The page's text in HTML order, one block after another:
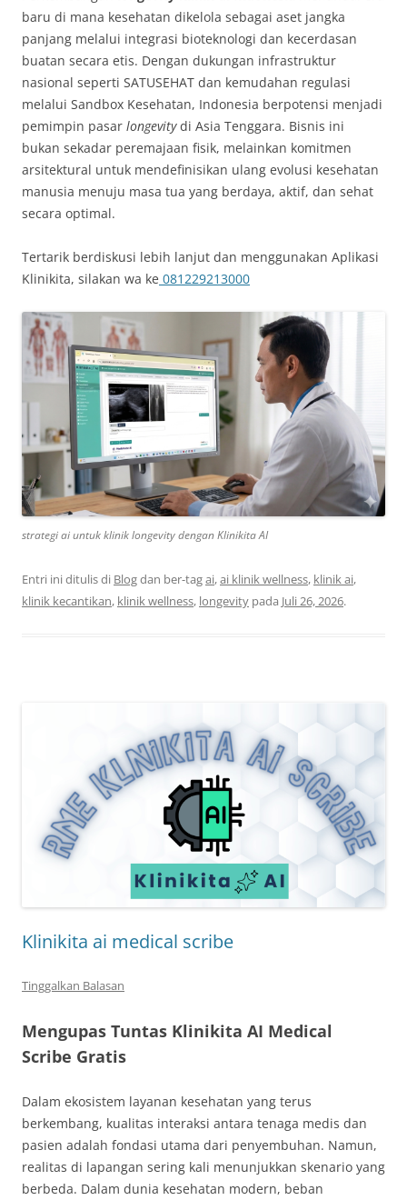
baru di mana kesehatan dikelola sebagai aset jangka
panjang melalui integrasi bioteknologi dan kecerdasan
buatan secara etis. Dengan dukungan infrastruktur
nasional seperti SATUSEHAT dan kemudahan regulasi
melalui Sandbox Kesehatan, Indonesia berpotensi menjadi
pemimpin pasar longevitydi Asia Tenggara. Bisnis ini
bukan sekadar peremajaan fisik, melainkan komitmen
arsitektural untuk mendefinisikan ulang evolusi kesehatan
manusia menuju masa tua yang berdaya, aktif, dan sehat
secara optimal.
Tertarik berdiskusi lebih lanjut dan menggunakan Aplikasi
Klinikita, silakan wa ke 081229213000
strategi ai untuk klinik longevity dengan Klinikita AI
Entri ini ditulis di Blogdan ber-tagai,ai klinik wellness, klinik ai,
klinik kecantikan, klinik wellness, longevity pada Juli 26, 2026.
Klinikita ai medical scribe
Tinggalkan Balasan
Mengupas Tuntas Klinikita AI Medical
Scribe Gratis
Dalam ekosistem layanan kesehatan yang terus
berkembang, kualitas interaksi antara tenaga medis dan
pasien adalah fondasi utama dari penyembuhan. Namun,
realitas di lapangan sering kali menunjukkan skenario yang
berbeda. Dalam dunia kesehatan modern, beban